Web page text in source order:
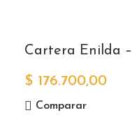
Cartera Enilda
$ 176.700,00
Comparar